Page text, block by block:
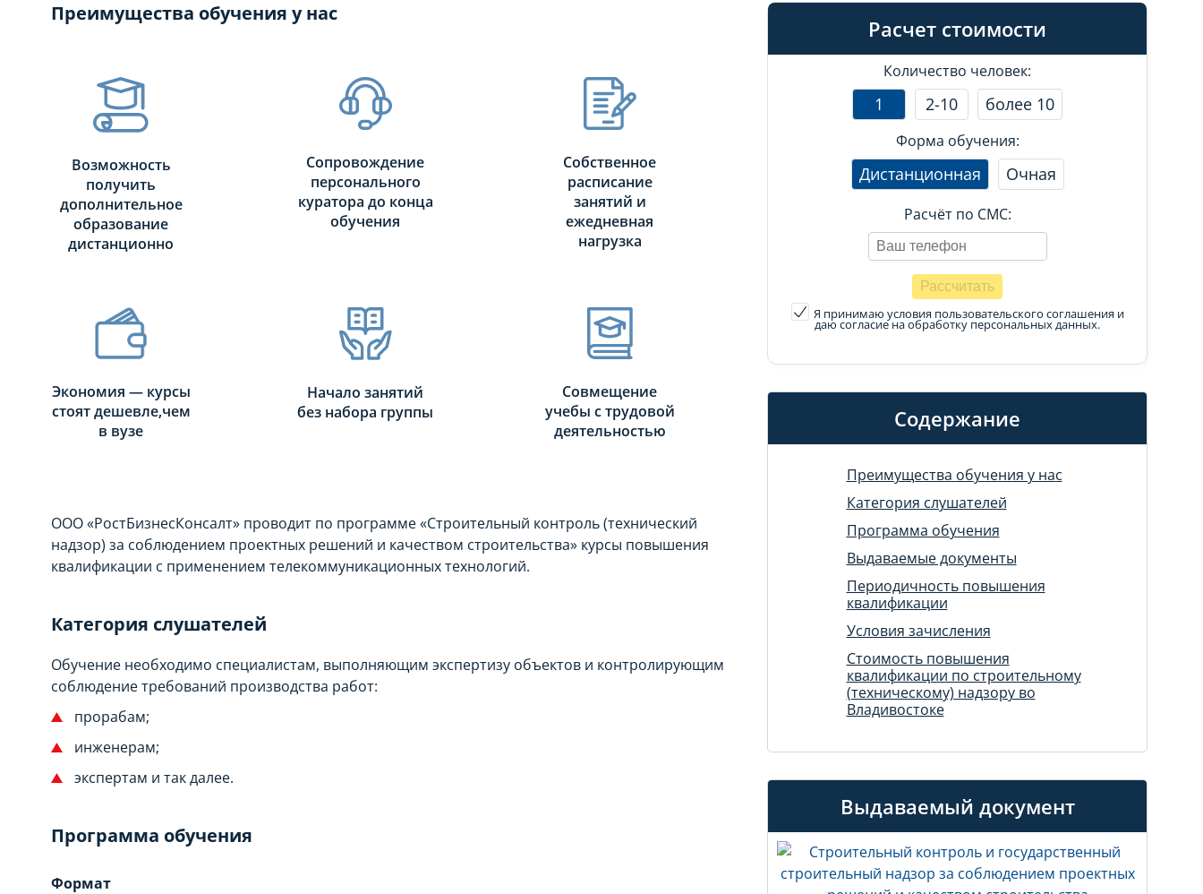
Расчет стоимости
Количество человек:
1 2-10 более 10
Форма обучения:
Дистанционная Очная
Расчёт по СМС:
Я принимаю условия пользовательского соглашения и
даю согласие на обработку персональных данных.
Содержание
Преимущества обучения у нас
Категория слушателей
Программа обучения
Выдаваемые документы
Периодичность повышения
квалификации
Условия зачисления
Стоимость повышения
квалификации по строительному
(техническому) надзору во
Владивостоке
Выдаваемый документ
Преимущества обучения у нас
Возможность
получить
дополнительное
образование
дистанционно
Сопровождение
персонального
куратора до конца
обучения
Собственное
расписание
занятий и
ежедневная
нагрузка
Экономия — курсы
стоят дешевле,чем
в вузе
Начало занятий
без набора группы
Совмещение
учебы с трудовой
деятельностью
ООО «РостБизнесКонсалт» проводит по программе «Строительный контроль (технический
надзор) за соблюдением проектных решений и качеством строительства» курсы повышения
квалификации с применением телекоммуникационных технологий.
Категория слушателей
Обучение необходимо специалистам, выполняющим экспертизу объектов и контролирующим
соблюдение требований производства работ:
прорабам;
инженерам;
экспертам и так далее.
Программа обучения
Формат